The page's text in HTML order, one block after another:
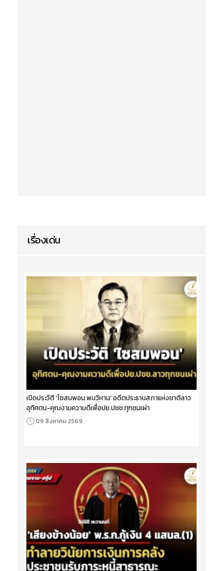
เรื่องเด่น
เปิดประวัติ 'ไซสมพอน พมวิหาน' อดีตประธานสภาแห่งชาติลาว
อุทิศตน-คุณงามความดีเพื่อปย.ปชช.ทุกชนเผ่า
09 สิงหาคม 2569